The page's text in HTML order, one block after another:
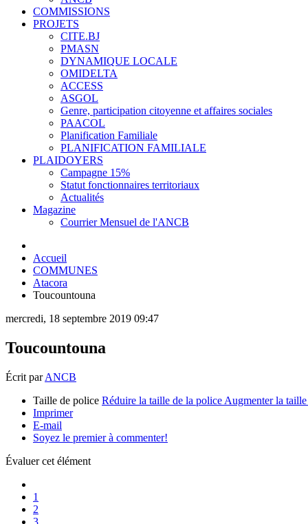
COMMISSIONS
PROJETS
CITE.BJ
PMASN
DYNAMIQUE LOCALE
OMIDELTA
ACCESS
ASGOL
Genre, participation citoyenne et affaires sociales
PAACOL
Planification Familiale
PLANIFICATION FAMILIALE
PLAIDOYERS
Campagne 15%
Statut fonctionnaires territoriaux
Actualités
Magazine
Courrier Mensuel de l'ANCB
Accueil
COMMUNES
Atacora
Toucountouna
mercredi, 18 septembre 2019 09:47
Toucountouna
Écrit parANCB
Taille de police Réduire la taille de la police Augmenter la
Imprimer
E-mail
Soyez le premier à commenter!
Évaluer cet élément
1
2
3